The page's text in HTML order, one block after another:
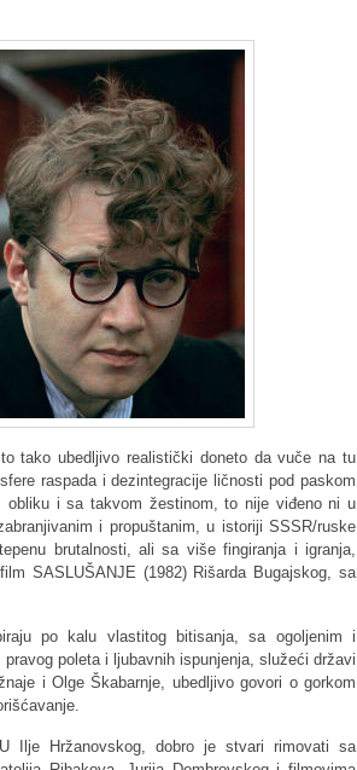
tako ubedljivo realistički doneto da vuče na tu
raspada i dezintegracije ličnosti pod paskom
obliku i sa takvom žestinom, to nije viđeno ni u
i propuštanim, u istoriji SSSR/ruske
brutalnosti, ali sa više fingiranja i igranja,
SASLUŠANJE (1982) Rišarda Bugajskog, sa
po kalu vlastitog bitisanja, sa ogoljenim i
poleta i ljubavnih ispunjenja, služeći državi
i Olge Škabarnje, ubedljivo govori o gorkom
Ilje Hržanovskog, dobro je stvari rimovati sa